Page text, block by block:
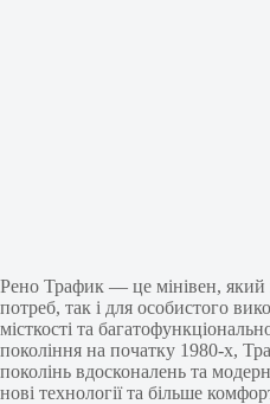
Рено Трафик — це мінівен, який
потреб, так і для особистого
місткості та
покоління на початку 1980-х,
поколінь вдосконалень та
нові технології та більше